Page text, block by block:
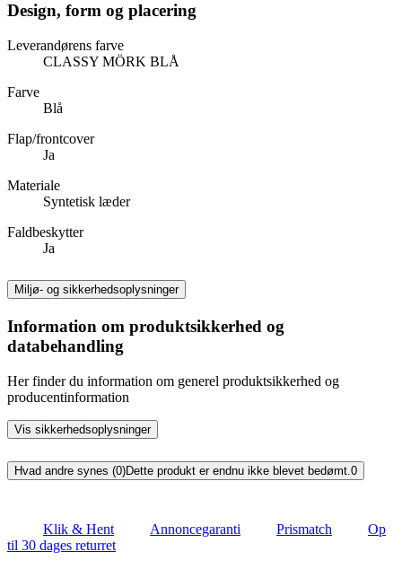
Design, form og placering
Leverandørens farve
CLASSY MÖRK BLÅ
Farve
Blå
Flap/frontcover
Ja
Materiale
Syntetisk læder
Faldbeskytter
Ja
Miljø- og sikkerhedsoplysninger
Information om produktsikkerhed og
databehandling
Her finder du information om generel produktsikkerhed og
producentinformation
Vis sikkerhedsoplysninger
Hvad andre synes (0)Dette produkt er endnu ikke blevet bedømt.0
Klik & Hent Annoncegaranti Prismatch
Op
til 30 dages returret